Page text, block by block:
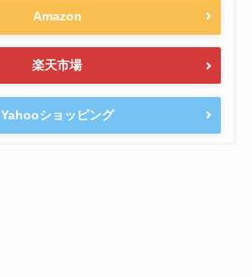
Amazon
楽天市場
Yahooショッピング